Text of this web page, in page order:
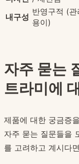
내구성
반영구적 (관
용이)
자주 묻는
트라미에
제품에 대한 궁금증
자주 묻는 질문들을
를 고려하고 계시다